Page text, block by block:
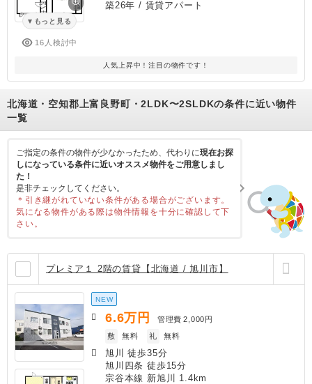
もっと見る
16人検討中
築26年 / 賃貸アパート
人気上昇中！注目の物件です！
北海道・空知郡上富良野町・2LDK〜2SLDKの条件に近い物件
一覧
ご指定の条件の物件が少なかったため、代わりに現在お探
しになっている条件に近いオススメ物件をご用意しまし
た！
是非チェックしてください。
＊引き継がれていない条件がある場合がございます。
気になる物件がある際は物件情報を十分に確認して下
さい。
プレミア１ 2階の賃貸【北海道 / 旭川市】
NEW
6.6万円 管理費 2,000円
敷
無料 礼 無料
旭川 徒歩35分
旭川四条 徒歩15分
宗谷本線 新旭川 1.4km